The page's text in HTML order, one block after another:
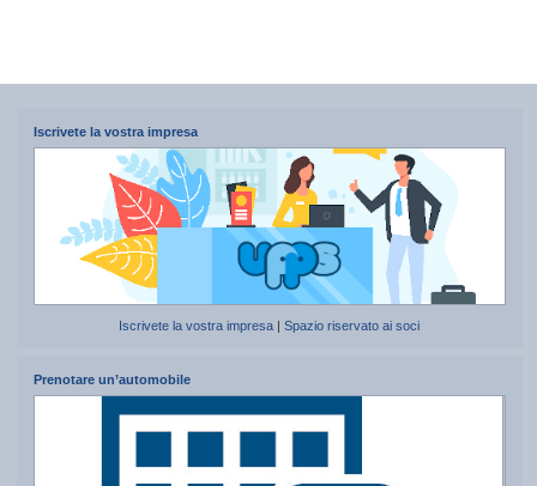
Iscrivete la vostra impresa
Iscrivete la vostra impresa |Spazio riservato ai soci
Prenotare un’automobile